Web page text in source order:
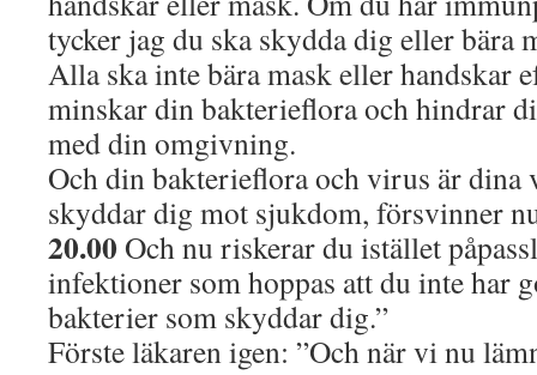
tycker jag du ska skydda dig eller bära
Alla ska inte bära mask eller handskar
minskar din bakterieflora och hindrar
med din omgivning.
Och din bakterieflora och virus är dina
skyddar dig mot sjukdom, försvinner
20.00 Och nu riskerar du istället
infektioner som hoppas att du inte har
bakterier som skyddar dig.”
Förste läkaren igen: ”Och när vi nu